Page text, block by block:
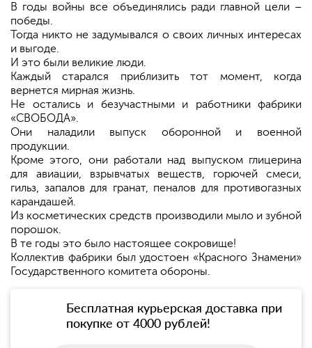
В годы войны все объединялись ради главной цели –
победы.
Тогда никто не задумывался о своих личных интересах
и выгоде.
И это были великие люди.
Каждый старался приблизить тот момент, когда
вернется мирная жизнь.
Не остались и безучастными и работники фабрики
«СВОБОДА».
Они наладили выпуск оборонной и военной
продукции.
Кроме этого, они работали над выпуском глицерина
для авиации, взрывчатых веществ, горючей смеси,
гильз, запалов для гранат, пеналов для противогазных
карандашей.
Из косметических средств производили мыло и зубной
порошок.
В те годы это было настоящее сокровище!
Коллектив фабрики был удостоен «Красного Знамени»
Государственного комитета обороны.
Бесплатная курьерская доставка при
покупке от 4000 рублей!